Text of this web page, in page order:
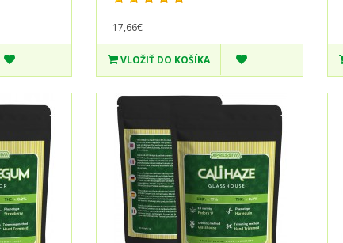
17,66€
VLOŽIŤ DO KOŠÍKA